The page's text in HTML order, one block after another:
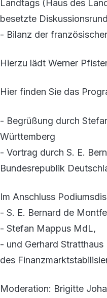
Landtags (Haus des
besetzte
- Bilanz der
Hierzu lädt Werner
Hier finden Sie das
- Begrüßung durch
Württemberg
- Vortrag durch S. E.
Bundesrepublik
Im Anschluss
- S. E. Bernard de
- Stefan Mappus MdL,
- und Gerhard
des
Moderation: Brigitte